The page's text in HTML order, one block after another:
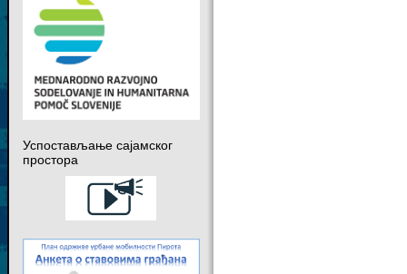
Успостављање сајамског
простора